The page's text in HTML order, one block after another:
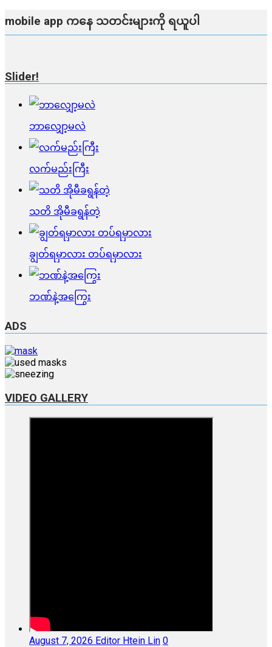
mobile app ​​ကနေ ​​သတင်းများကို ရယူပါ
Slider!
ဘာလျှော့မလဲ
လက်မည်းကြီး
သတိ အိုမီခရွန်တဲ့
ချွတ်ရမှာလား တပ်ရမှာလား
ဘဏ်နဲ့အကြွေး
ADS
VIDEO GALLERY
August 7, 2026 Editor Htein Lin 0